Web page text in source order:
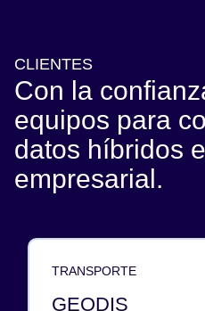
CLIENTES
Con la
equipos para
datos híbridos
empresarial.
TRANSPORTE
GEODIS